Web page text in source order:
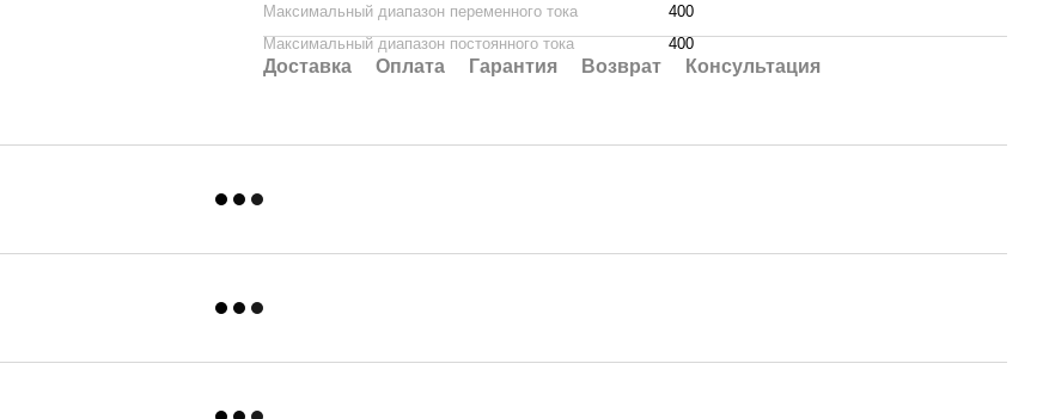
Максимальный диапазон переменного тока
400
Максимальный диапазон постоянного тока
400
Доставка Оплата Гарантия Возврат Консультация